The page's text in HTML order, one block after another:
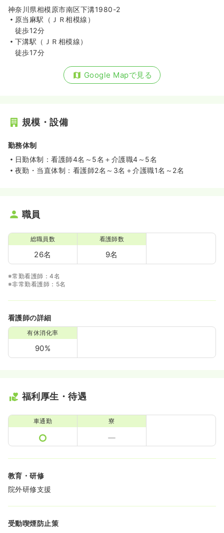
神奈川県相模原市南区下溝1980-2
原当麻駅（ＪＲ相模線）
徒歩12分
下溝駅（ＪＲ相模線）
徒歩17分
Google Mapで見る
規模・設備
勤務体制
日勤体制：看護師4名～5名＋介護職4～5名
夜勤・当直体制：看護師2名～3名＋介護職1名～2名
職員
総職員数
26名
看護師数
9名
※常勤看護師：4名
※非常勤看護師：5名
看護師の詳細
有休消化率
90%
福利厚生・待遇
車通勤 寮
教育・研修
院外研修支援
受動喫煙防止策